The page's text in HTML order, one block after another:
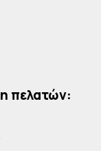
πελατών: